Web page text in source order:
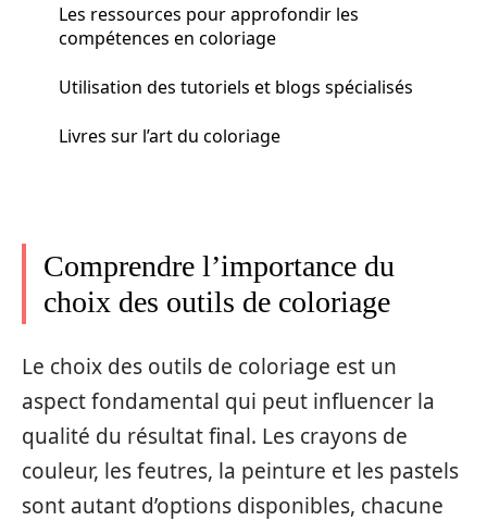
Les ressources pour approfondir les
compétences en coloriage
Utilisation des tutoriels et blogs spécialisés
Livres sur l’art du coloriage
Comprendre l’importance du
choix des outils de coloriage
Le choix des outils de coloriage est un
aspect fondamental qui peut influencer la
qualité du résultat final. Les crayons de
couleur, les feutres, la peinture et les pastels
sont autant d’options disponibles, chacune